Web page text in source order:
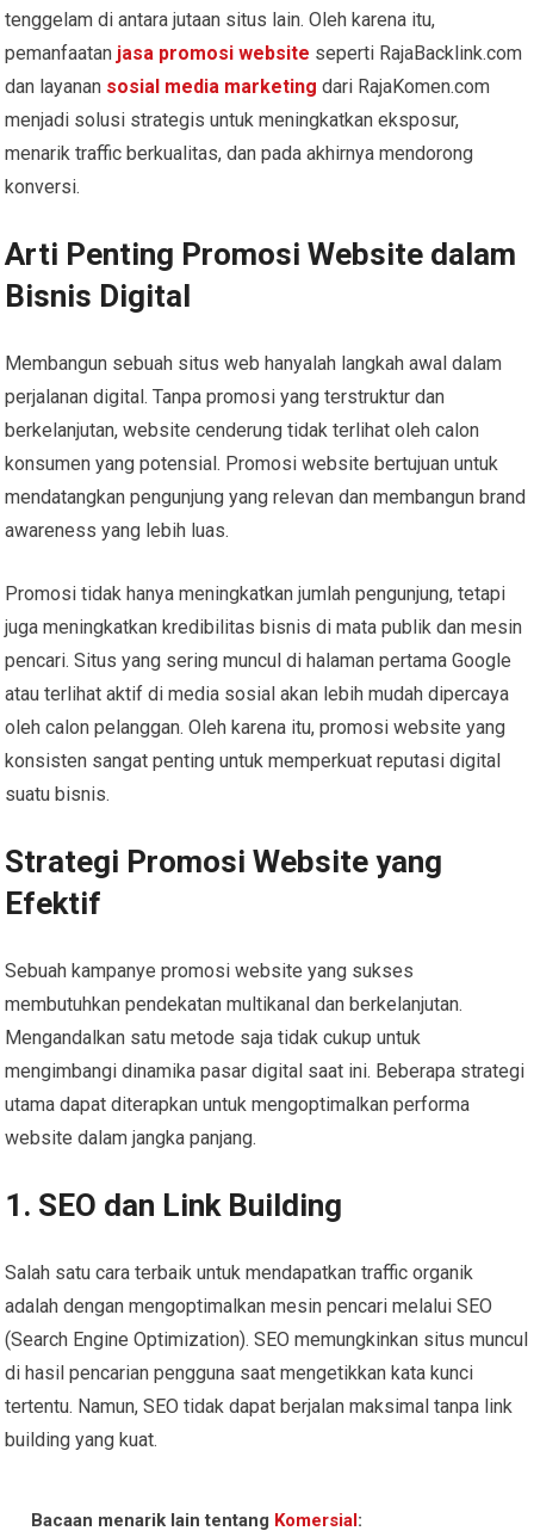
tenggelam di antara jutaan situs lain. Oleh karena itu,
pemanfaatan jasa promosi website seperti RajaBacklink.com
dan layanan sosial media marketing dari RajaKomen.com
menjadi solusi strategis untuk meningkatkan eksposur,
menarik traffic berkualitas, dan pada akhirnya mendorong
konversi.
Arti Penting Promosi Website dalam
Bisnis Digital
Membangun sebuah situs web hanyalah langkah awal dalam
perjalanan digital. Tanpa promosi yang terstruktur dan
berkelanjutan, website cenderung tidak terlihat oleh calon
konsumen yang potensial. Promosi website bertujuan untuk
mendatangkan pengunjung yang relevan dan membangun brand
awareness yang lebih luas.
Promosi tidak hanya meningkatkan jumlah pengunjung, tetapi
juga meningkatkan kredibilitas bisnis di mata publik dan mesin
pencari. Situs yang sering muncul di halaman pertama Google
atau terlihat aktif di media sosial akan lebih mudah dipercaya
oleh calon pelanggan. Oleh karena itu, promosi website yang
konsisten sangat penting untuk memperkuat reputasi digital
suatu bisnis.
Strategi Promosi Website yang
Efektif
Sebuah kampanye promosi website yang sukses
membutuhkan pendekatan multikanal dan berkelanjutan.
Mengandalkan satu metode saja tidak cukup untuk
mengimbangi dinamika pasar digital saat ini. Beberapa strategi
utama dapat diterapkan untuk mengoptimalkan performa
website dalam jangka panjang.
1. SEO dan Link Building
Salah satu cara terbaik untuk mendapatkan traffic organik
adalah dengan mengoptimalkan mesin pencari melalui SEO
(Search Engine Optimization). SEO memungkinkan situs muncul
di hasil pencarian pengguna saat mengetikkan kata kunci
tertentu. Namun, SEO tidak dapat berjalan maksimal tanpa link
building yang kuat.
Bacaan menarik lain tentang Komersial: